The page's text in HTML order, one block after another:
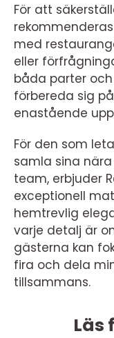
För att
med
eller
båda parter
förbereda sig
enastående
För den som
samla sina
team, erbjuder
exceptionell
hemtrevlig
varje detalj är
gästerna kan
fira och dela
tillsammans.
Läs